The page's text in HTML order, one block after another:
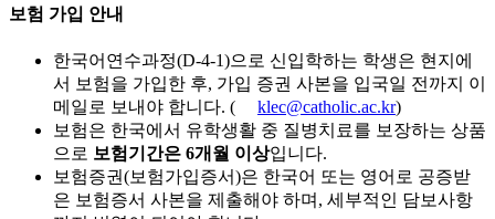
보험 가입 안내
한국어연수과정(D-4-1)으로 신입학하는 학생은 현지에
서 보험을 가입한 후, 가입 증권 사본을 입국일 전까지 이
메일로 보내야 합니다. ( klec@catholic.ac.kr)
보험은 한국에서 유학생활 중 질병치료를 보장하는 상품
으로 보험기간은 6개월 이상입니다.
보험증권(보험가입증서)은 한국어 또는 영어로 공증받
은 보험증서 사본을 제출해야 하며, 세부적인 담보사항